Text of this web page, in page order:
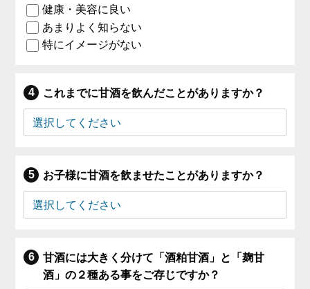
健康・美容に良い
あまりよく知らない
特にイメージがない
これまでに甘酒を飲んだことがありますか？
お子様に甘酒を飲ませたことがありますか？
甘酒には大きく分けて「酒粕甘酒」と「麹甘
酒」の２種ある事をご存じですか？